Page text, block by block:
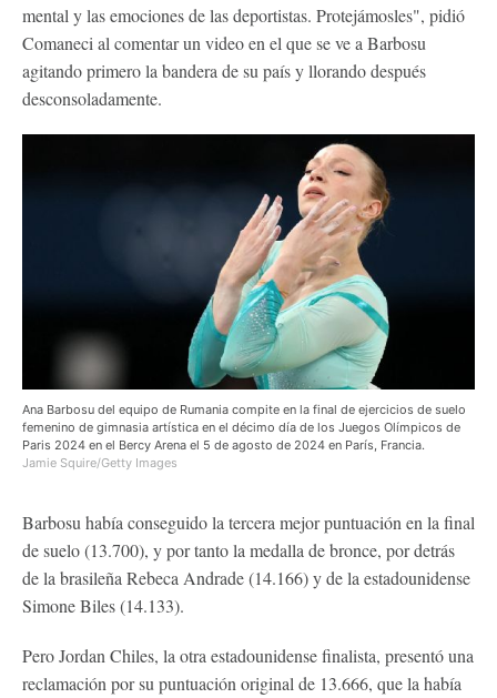
mental y las emociones de las deportistas. Protejámosles", pidió
Comaneci al comentar un video en el que se ve a Barbosu
agitando primero la bandera de su país y llorando después
desconsoladamente.
Ana Barbosu del equipo de Rumania compite en la final de ejercicios de suelo
femenino de gimnasia artística en el décimo día de los Juegos Olímpicos de
Paris 2024 en el Bercy Arena el 5 de agosto de 2024 en París, Francia.
Jamie Squire/Getty Images
Barbosu había conseguido la tercera mejor puntuación en la final
de suelo (13.700), y por tanto la medalla de bronce, por detrás
de la brasileña Rebeca Andrade (14.166) y de la estadounidense
Simone Biles (14.133).
Pero Jordan Chiles, la otra estadounidense finalista, presentó una
reclamación por su puntuación original de 13.666, que la había